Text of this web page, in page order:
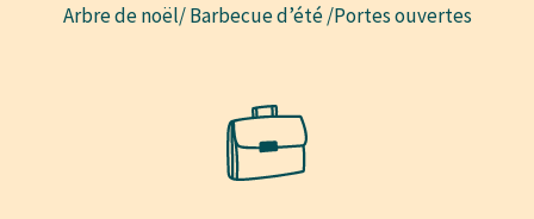
Arbre de noël/ Barbecue d’été /Portes ouvertes